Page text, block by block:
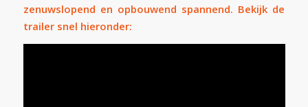
zenuwslopend en opbouwend spannend. Bekijk de
trailer snel hieronder: